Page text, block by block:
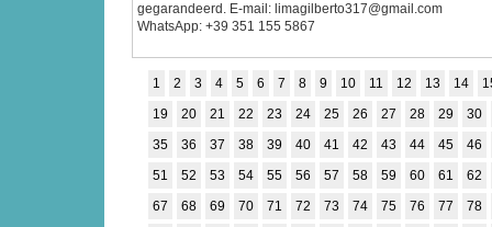
gegarandeerd. E-mail: limagilberto317@gmail.com
WhatsApp: +39 351 155 5867
1 2 3 4 5 6 7 8 9 10 11 12 13 14
19
20 21 22 23 24 25 26 27 28 29
30
35
36 37 38 39 40 41 42 43 44 45
46
51
52 53 54 55 56 57 58 59 60 61
62
67
68 69 70 71 72 73 74 75 76 77
78